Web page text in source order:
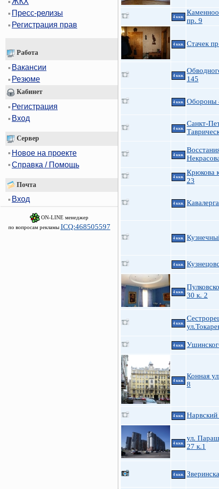
Пресс-релизы
Регистрация прав
Работа
Вакансии
Резюме
Кабинет
Регистрация
Вход
Сервер
Новое на проекте
Справка / Помощь
Почта
Вход
ON-LINE менеджер
по вопросам рекламы ICQ:468505597
4 ккв.
пр. 9
4 ккв. Стачек
4 ккв.
145
4 ккв. Обороны
4 ккв.
Санкт-
4 ккв.
4 ккв.
Крюкова
23
4 ккв.
4 ккв.
4 ккв.
4 ккв.
30 к. 2
4 ккв.
4 ккв.
4 ккв.
Конная
8
4 ккв.
4 ккв.
ул.
27 к.1
4 ккв.